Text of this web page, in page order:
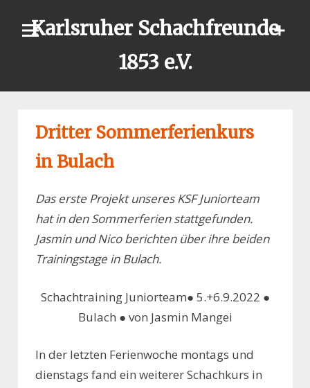
Karlsruher Schachfreunde
1853 e.V.
Dritter Sommerferienkurs
in Bulach
Das erste Projekt unseres KSF Juniorteam
hat in den Sommerferien stattgefunden.
Jasmin und Nico berichten über ihre beiden
Trainingstage in Bulach.
Schachtraining Juniorteam● 5.+6.9.2022 ●
Bulach ● von Jasmin Mangei
In der letzten Ferienwoche montags und
dienstags fand ein weiterer Schachkurs in